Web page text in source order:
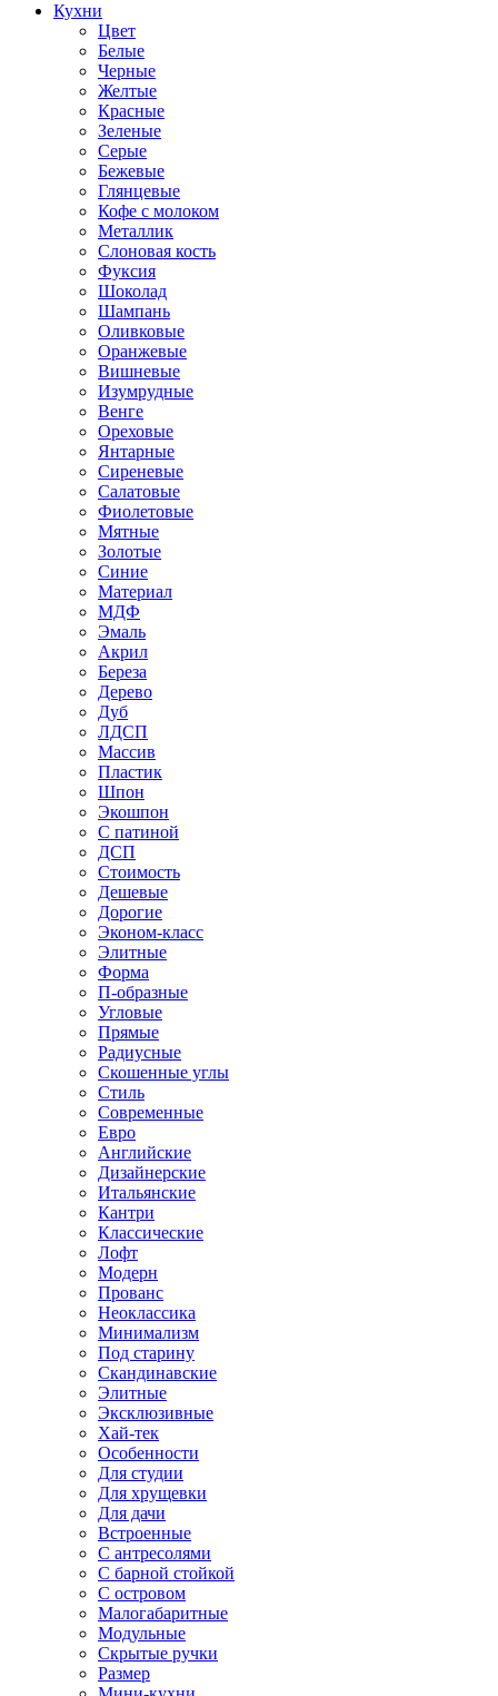
Кухни
Цвет
Белые
Черные
Желтые
Красные
Зеленые
Серые
Бежевые
Глянцевые
Кофе с молоком
Металлик
Слоновая кость
Фуксия
Шоколад
Шампань
Оливковые
Оранжевые
Вишневые
Изумрудные
Венге
Ореховые
Янтарные
Сиреневые
Салатовые
Фиолетовые
Мятные
Золотые
Синие
Материал
МДФ
Эмаль
Акрил
Береза
Дерево
Дуб
ЛДСП
Массив
Пластик
Шпон
Экошпон
С патиной
ДСП
Стоимость
Дешевые
Дорогие
Эконом-класс
Элитные
Форма
П-образные
Угловые
Прямые
Радиусные
Скошенные углы
Стиль
Современные
Евро
Английские
Дизайнерские
Итальянские
Кантри
Классические
Лофт
Модерн
Прованс
Неоклассика
Минимализм
Под старину
Скандинавские
Элитные
Эксклюзивные
Хай-тек
Особенности
Для студии
Для хрущевки
Для дачи
Встроенные
С антресолями
С барной стойкой
С островом
Малогабаритные
Модульные
Скрытые ручки
Размер